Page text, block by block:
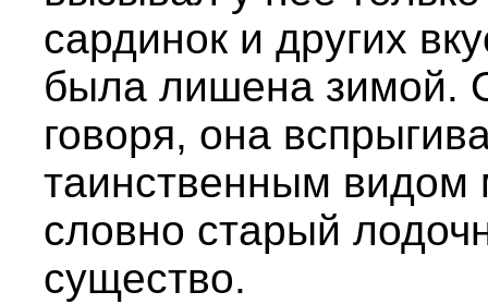
сардинок и других
была лишена зимой.
говоря, она
таинственным видом
словно старый
существо.